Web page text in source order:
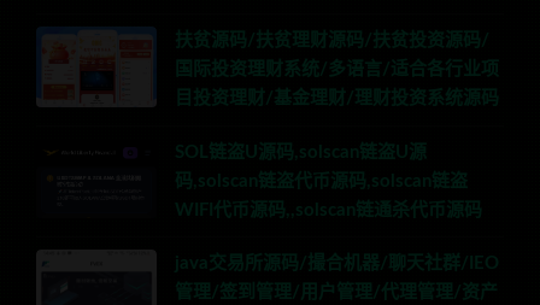
扶贫源码/扶贫理财源码/扶贫投资源码/
国际投资理财系统/多语言/适合各行业项
目投资理财/基金理财/理财投资系统源码
SOL链盗U源码,solscan链盗U源
码,solscan链盗代币源码,solscan链盗
WIFI代币源码,,solscan链通杀代币源码
java交易所源码/撮合机器/聊天社群/IEO
管理/签到管理/用户管理/代理管理/资产